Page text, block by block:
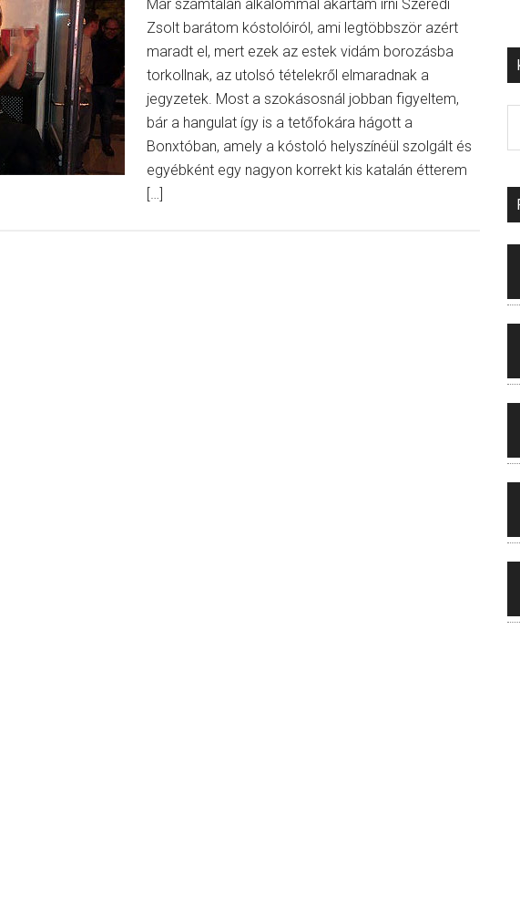
Már számtalan alkalommal akartam írni Szeredi
Zsolt barátom kóstolóiról, ami legtöbbször azért
maradt el, mert ezek az estek vidám borozásba
torkollnak, az utolsó tételekről elmaradnak a
jegyzetek. Most a szokásosnál jobban figyeltem,
bár a hangulat így is a tetőfokára hágott a
Bonxtóban, amely a kóstoló helyszínéül szolgált és
egyébként egy nagyon korrekt kis katalán étterem
[…]